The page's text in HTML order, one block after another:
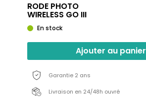
RODE PHOTO
WIRELESS GO III
En stock
Ajouter au panier
Garantie 2 ans
Livraison en 24/48h ouvré